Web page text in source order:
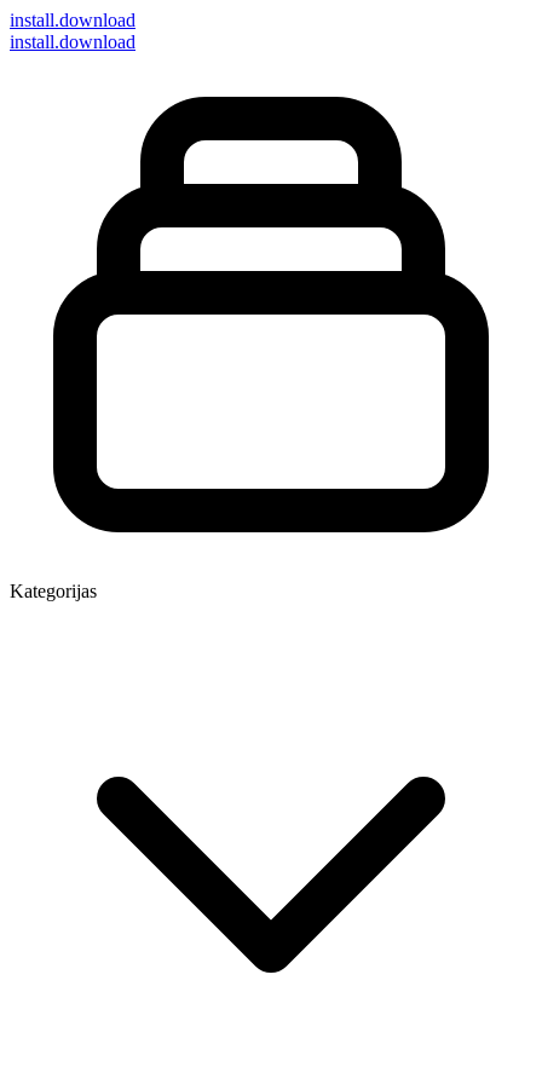
install.download
install.download
Kategorijas